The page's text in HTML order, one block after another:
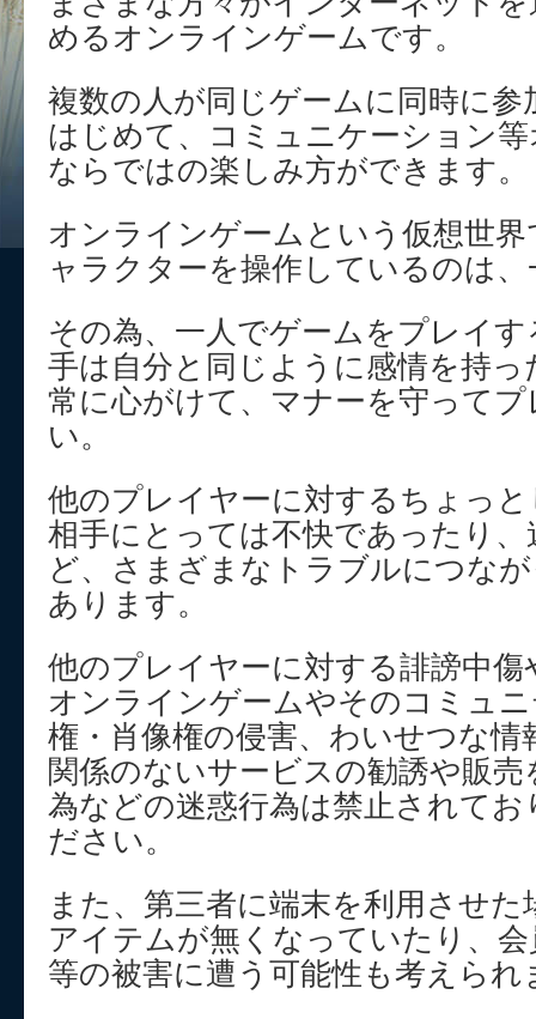
めるオンラインゲームです。
複数の人が同じゲームに同時に
はじめて、コミュニケーション
ならではの楽しみ方ができます。
オンラインゲームという仮想世
ャラクターを操作しているのは
その為、一人でゲームをプレイ
手は自分と同じように感情を持
常に心がけて、マナーを守って
い。
他のプレイヤーに対するちょっ
相手にとっては不快であったり
ど、さまざまなトラブルにつな
あります。
他のプレイヤーに対する誹謗中
オンラインゲームやそのコミュ
権・肖像権の侵害、わいせつな情
関係のないサービスの勧誘や販
為などの迷惑行為は禁止されて
ださい。
また、第三者に端末を利用させ
アイテムが無くなっていたり、
等の被害に遭う可能性も考えられ